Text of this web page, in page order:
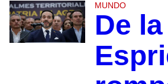
MUNDO
De la